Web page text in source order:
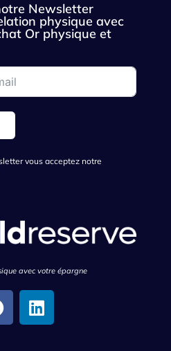
Newsletter
physique avec
Or physique et
vous acceptez notre
avec votre épargne